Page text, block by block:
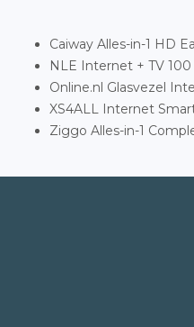
Caiway Alles-in-1 HD
NLE Internet + TV
Online.nl Glasvezel
XS4ALL Internet
Ziggo Alles-in-1